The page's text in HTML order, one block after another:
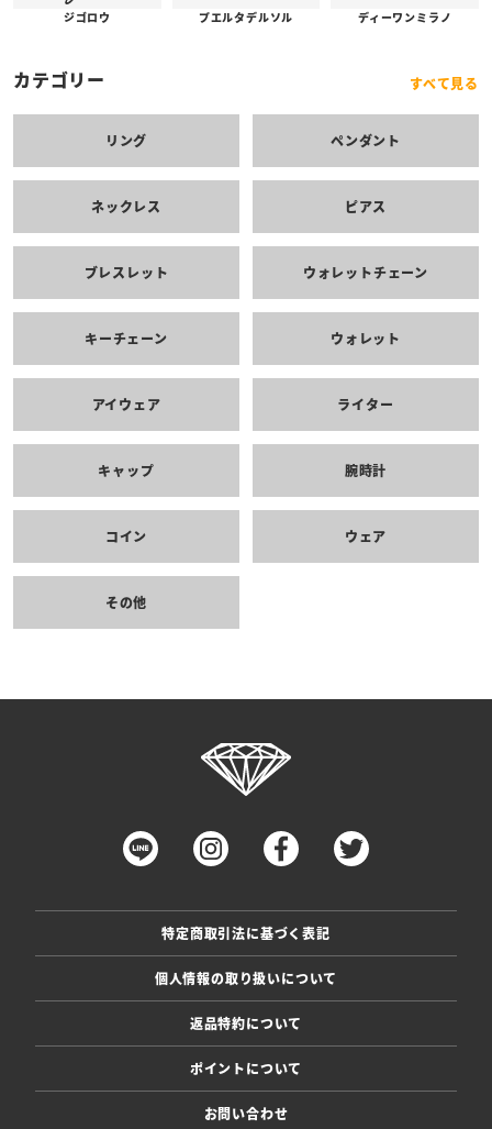
ジゴロウ プエルタデルソル ディーワンミラノ
カテゴリー すべて見る
リング ペンダント
ネックレス ピアス
ブレスレット ウォレットチェーン
キーチェーン ウォレット
アイウェア ライター
キャップ 腕時計
コイン ウェア
その他
特定商取引法に基づく表記
個人情報の取り扱いについて
返品特約について
ポイントについて
お問い合わせ